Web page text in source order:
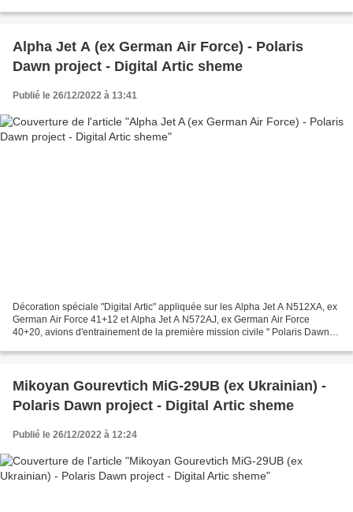
Alpha Jet A (ex German Air Force) - Polaris
Dawn project - Digital Artic sheme
Publié le 26/12/2022 à 13:41
Décoration spéciale "Digital Artic" appliquée sur les Alpha Jet A N512XA, ex
German Air Force 41+12 et Alpha Jet A N572AJ, ex German Air Force
40+20, avions d'entrainement de la première mission civile " Polaris Dawn"
Mikoyan Gourevtich MiG-29UB (ex Ukrainian) -
Polaris Dawn project - Digital Artic sheme
Publié le 26/12/2022 à 12:24